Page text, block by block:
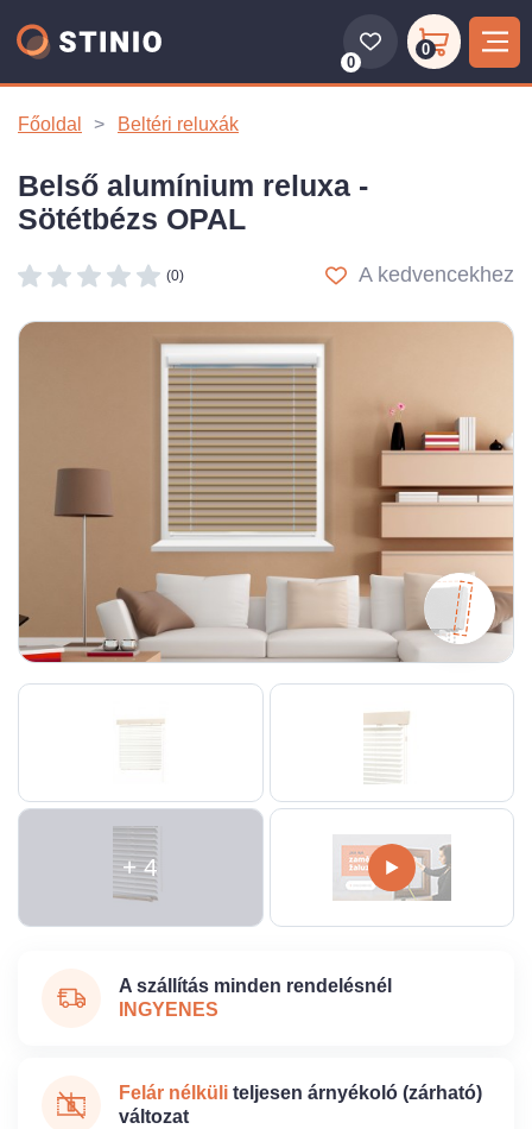
0
0
Főoldal Beltéri reluxák
Belső alumínium reluxa -
Sötétbézs OPAL
(0) A kedvencekhez
+ 4
A szállítás minden rendelésnél
INGYENES
Felár nélküli teljesen árnyékoló (zárható)
változat